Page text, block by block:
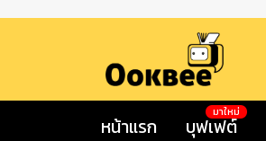
หน้าแรก บุฟเฟต์
มาใหม่